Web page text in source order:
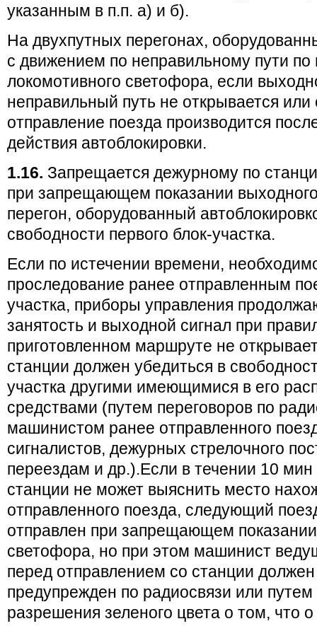
указанным в п.п. а) и б).
На двухпутных перегонах,
с движением по неправильному пути по
локомотивного светофора, если
неправильный путь не открывается или
отправление поезда производится
действия автоблокировки.
1.16. Запрещается дежурному по
при запрещающем показании
перегон, оборудованный
свободности первого блок-участка.
Если по истечении времени,
проследование ранее отправленным
участка, приборы управления
занятость и выходной сигнал при
приготовленном маршруте не
станции должен убедиться в
участка другими имеющимися в его
средствами (путем переговоров по
машинистом ранее отправленного
сигналистов, дежурных стрелочного
переездам и др.).Если в течении 10
станции не может выяснить место
отправленного поезда, следующий
отправлен при запрещающем
светофора, но при этом машинист
перед отправлением со станции
предупрежден по радиосвязи или путем
разрешения зеленого цвета о том, что